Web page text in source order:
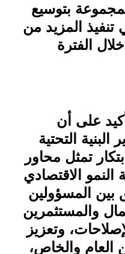
بتوسيع
تنفيذ المزيد من
الفترة
على أن
التحتية
تمثل محاور
النمو الاقتصادي
المسؤولين
والمستثمرين
وتعزيز
العام والخاص،